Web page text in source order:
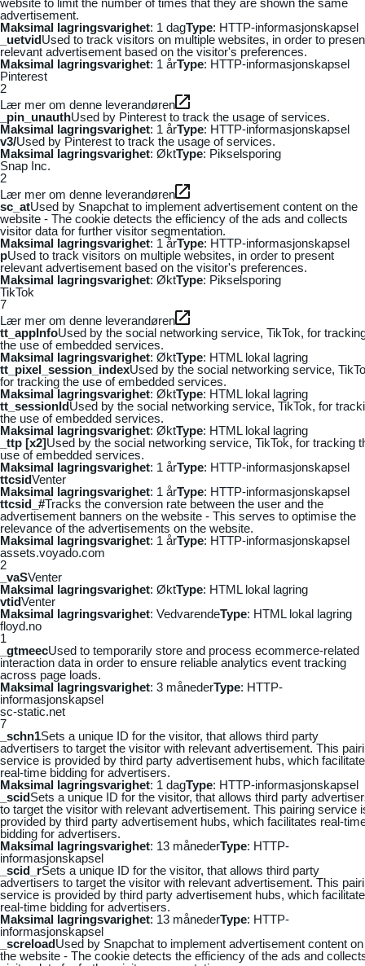
advertisement.
Maksimal lagringsvarighet: 1 dagType: HTTP-informasjonskapsel
_uetvidUsed to track visitors on multiple websites, in order to
relevant advertisement based on the visitor's preferences.
Maksimal lagringsvarighet: 1 årType: HTTP-informasjonskapsel
Pinterest
2
Lær mer om denne leverandøren
_pin_unauthUsed by Pinterest to track the usage of services.
Maksimal lagringsvarighet: 1 årType: HTTP-informasjonskapsel
v3/Used by Pinterest to track the usage of services.
Maksimal lagringsvarighet: ØktType: Pikselsporing
Snap Inc.
2
Lær mer om denne leverandøren
sc_atUsed by Snapchat to implement advertisement content on the
website - The cookie detects the efficiency of the ads and collects
visitor data for further visitor segmentation.
Maksimal lagringsvarighet: 1 årType: HTTP-informasjonskapsel
pUsed to track visitors on multiple websites, in order to present
relevant advertisement based on the visitor's preferences.
Maksimal lagringsvarighet: ØktType: Pikselsporing
TikTok
7
Lær mer om denne leverandøren
tt_appInfoUsed by the social networking service, TikTok, for
the use of embedded services.
Maksimal lagringsvarighet: ØktType: HTML lokal lagring
tt_pixel_session_indexUsed by the social networking service,
for tracking the use of embedded services.
Maksimal lagringsvarighet: ØktType: HTML lokal lagring
tt_sessionIdUsed by the social networking service, TikTok, for
the use of embedded services.
Maksimal lagringsvarighet: ØktType: HTML lokal lagring
_ttp [x2]Used by the social networking service, TikTok, for tracking
use of embedded services.
Maksimal lagringsvarighet: 1 årType: HTTP-informasjonskapsel
ttcsidVenter
Maksimal lagringsvarighet: 1 årType: HTTP-informasjonskapsel
ttcsid_#Tracks the conversion rate between the user and the
advertisement banners on the website - This serves to optimise the
relevance of the advertisements on the website.
Maksimal lagringsvarighet: 1 årType: HTTP-informasjonskapsel
assets.voyado.com
2
_vaSVenter
Maksimal lagringsvarighet: ØktType: HTML lokal lagring
vtidVenter
Maksimal lagringsvarighet: VedvarendeType: HTML lokal lagring
floyd.no
1
_gtmeecUsed to temporarily store and process ecommerce-related
interaction data in order to ensure reliable analytics event tracking
across page loads.
Maksimal lagringsvarighet: 3 månederType: HTTP-
informasjonskapsel
sc-static.net
7
_schn1Sets a unique ID for the visitor, that allows third party
advertisers to target the visitor with relevant advertisement. This
service is provided by third party advertisement hubs, which
real-time bidding for advertisers.
Maksimal lagringsvarighet: 1 dagType: HTTP-informasjonskapsel
_scidSets a unique ID for the visitor, that allows third party
to target the visitor with relevant advertisement. This pairing service
provided by third party advertisement hubs, which facilitates real-
bidding for advertisers.
Maksimal lagringsvarighet: 13 månederType: HTTP-
informasjonskapsel
_scid_rSets a unique ID for the visitor, that allows third party
advertisers to target the visitor with relevant advertisement. This
service is provided by third party advertisement hubs, which
real-time bidding for advertisers.
Maksimal lagringsvarighet: 13 månederType: HTTP-
informasjonskapsel
_screloadUsed by Snapchat to implement advertisement content on
the website - The cookie detects the efficiency of the ads and